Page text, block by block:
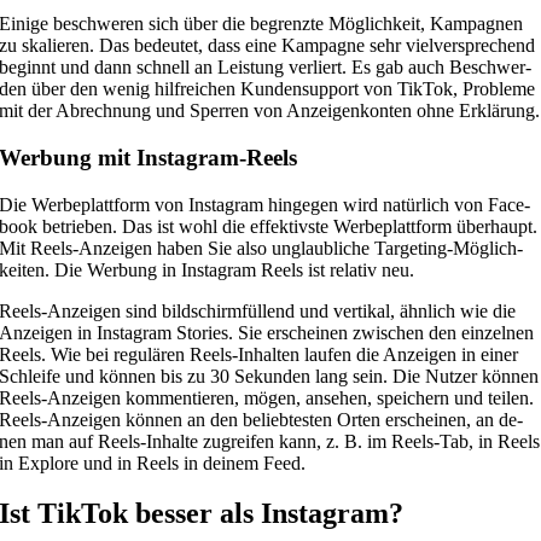
Ei­ni­ge be­schwe­ren sich über die be­grenz­te Mög­lich­keit, Kam­pa­gnen
zu ska­lie­ren. Das be­deu­tet, dass eine Kam­pa­gne sehr viel­ver­spre­chend
be­ginnt und dann schnell an Leis­tung ver­liert. Es gab auch Be­schwer­
den über den we­nig hilf­rei­chen Kun­den­sup­port von Tik­Tok, Pro­ble­me
mit der Ab­rech­nung und Sper­ren von An­zei­gen­kon­ten ohne Er­klä­rung.
Wer­bung mit In­sta­gram-Re­els
Die Wer­be­platt­form von In­sta­gram hin­ge­gen wird na­tür­lich von Face­
book be­trie­ben. Das ist wohl die ef­fek­tivs­te Wer­be­platt­form über­haupt.
Mit Re­els-An­zei­gen ha­ben Sie also un­glaub­li­che Tar­ge­ting-Mög­lich­
kei­ten. Die Wer­bung in In­sta­gram Re­els ist re­la­tiv neu.
Re­els-An­zei­gen sind bild­schirm­fül­lend und ver­ti­kal, ähn­lich wie die
An­zei­gen in In­sta­gram Sto­ries. Sie er­schei­nen zwi­schen den ein­zel­nen
Re­els. Wie bei re­gu­lä­ren Re­els-In­hal­ten lau­fen die An­zei­gen in ei­ner
Schlei­fe und kön­nen bis zu 30 Se­kun­den lang sein. Die Nut­zer kön­nen
Re­els-An­zei­gen kom­men­tie­ren, mö­gen, an­se­hen, spei­chern und tei­len.
Re­els-An­zei­gen kön­nen an den be­lieb­tes­ten Or­ten er­schei­nen, an de­
nen man auf Re­els-In­hal­te zu­grei­fen kann, z. B. im Re­els-Tab, in Re­els
in Ex­plo­re und in Re­els in dei­nem Feed.
Ist Tik­Tok bes­ser als In­sta­gram?